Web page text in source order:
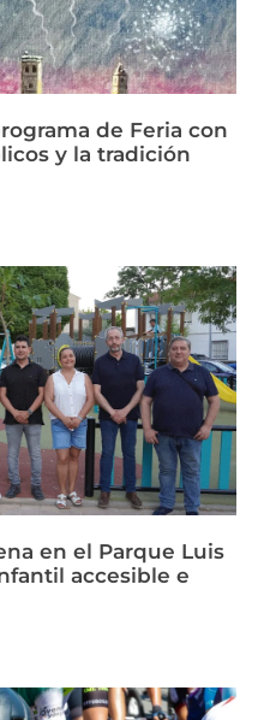
de Feria con
y la tradición
en el Parque Luis
accesible e